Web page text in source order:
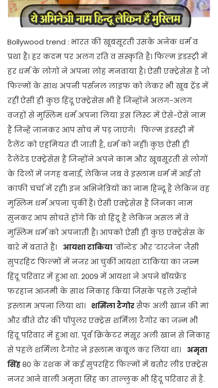
Bollywood trend : भारत की खूबसूरती उसके अनेक धर्म व
प्रथा हैं। हर कदम पर अलग रति व संस्कृति है। फिल्म इंडस्ट्री में
हर धर्म के लोगों ने अपना लोह मनवाया है। ऐसी एक्ट्रेसेस हैं जो
फिल्मों के साथ अपनी पर्सनल लाइफ को लेकर भी खूब ट्रेंड में
रहीं ऐसी ही कुछ हिंदू एक्ट्रेसेस भी हैं जिन्होंने अलग-अलग
वजहों से मुस्लिम धर्म अपना लिया इस लिस्ट में ऐसे-ऐसे नाम
हैं जिन्हें जानकर आप सोच में पड़ जाएंगे। फिल्म इंडस्ट्री में
टैलेंट को एहमियत दी जाती है, धर्म को नहीं। कुछ ऐसी ही
टैलेंटेड एक्ट्रेसेस हैं जिन्होंने अपने काम और खूबसूरती से लोगों
के दिलों में जगह बनाईं, लेकिन जब वे इस्लाम धर्म में आईं तो
काफी चर्चा में रहीं। इन अभिनेत्रियों का नाम हिन्दू है लेकिन वह
मुस्लिम धर्म अपना चुकीं हैं। ऐसी एक्ट्रेसेस हैं जिनका नाम
सुनकर आप सोचते होंगे कि वो हिंदू हैं लेकिन असल में वे
मुस्लिम धर्म को अपनाती हैं। आपको ऐसी ही कुछ एक्ट्रेसेस के
बारे में बताते हैं। आयशा टाकिया'वॉन्टेड' और 'टारजेन' जैसी
सुपरहिट फिल्मों में नजर आ चुकीं आयशा टाकिया का जन्म
हिंदू परिवार में हुआ था. 2009 में आयशा ने अपने बॉयफ्रेंड
फरहान आजमी के साथ निकाह किया जिसके पहले उन्होंने
इस्लाम अपना लिया था। शर्मिला टैगोरसैफ अली खान की मां
और बीते दौर की पॉपुलर एक्ट्रेस शर्मिला टैगोर का जन्म भी
हिंदू परिवार में हुआ था. पूर्व क्रिकेटर मंसूर अली खान से निकाह
से पहले शर्मिला टैगोर ने इस्लाम कबूल कर लिया था। अमृता
सिंह80 के दशक में कई सुपरहिट फिल्मों में बतौर लीड एक्ट्रेस
नजर आने वाली अमृता सिंह का ताल्लुक भी हिंदू परिवार से है.